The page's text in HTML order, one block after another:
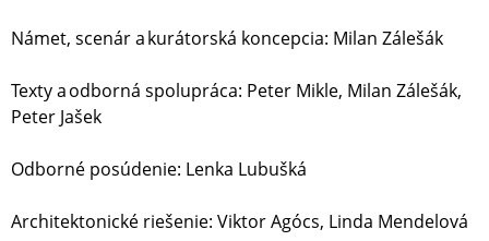
Námet, scenár a kurátorská koncepcia: Milan Zálešák
Texty a odborná spolupráca: Peter Mikle, Milan Zálešák,
Peter Jašek
Odborné posúdenie: Lenka Lubušká
Architektonické riešenie: Viktor Agócs, Linda Mendelová